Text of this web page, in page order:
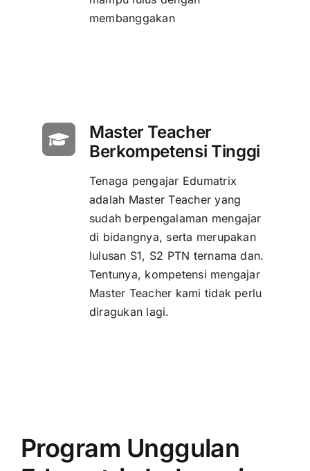
membanggakan
Master Teacher
Berkompetensi Tinggi
Tenaga pengajar Edumatrix
adalah Master Teacher yang
sudah berpengalaman mengajar
di bidangnya, serta merupakan
lulusan S1, S2 PTN ternama dan.
Tentunya, kompetensi mengajar
Master Teacher kami tidak perlu
diragukan lagi.
Program Unggulan